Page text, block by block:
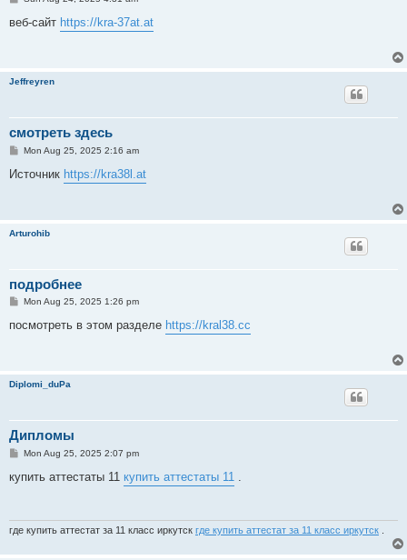
s
веб-сайт https://kra-37at.at
Jeffreyren
смотреть здесь
P
s
Mon Aug 25, 2025 2:16 am
Источник https://kra38l.at
Arturohib
подробнее
P
s
Mon Aug 25, 2025 1:26 pm
посмотреть в этом разделе https://kral38.cc
Diplomi_duPa
Дипломы
P
s
Mon Aug 25, 2025 2:07 pm
купить аттестаты 11 купить аттестаты 11
где купить аттестат за 11 класс иркутск где купить аттестат за 11 класс иркутск